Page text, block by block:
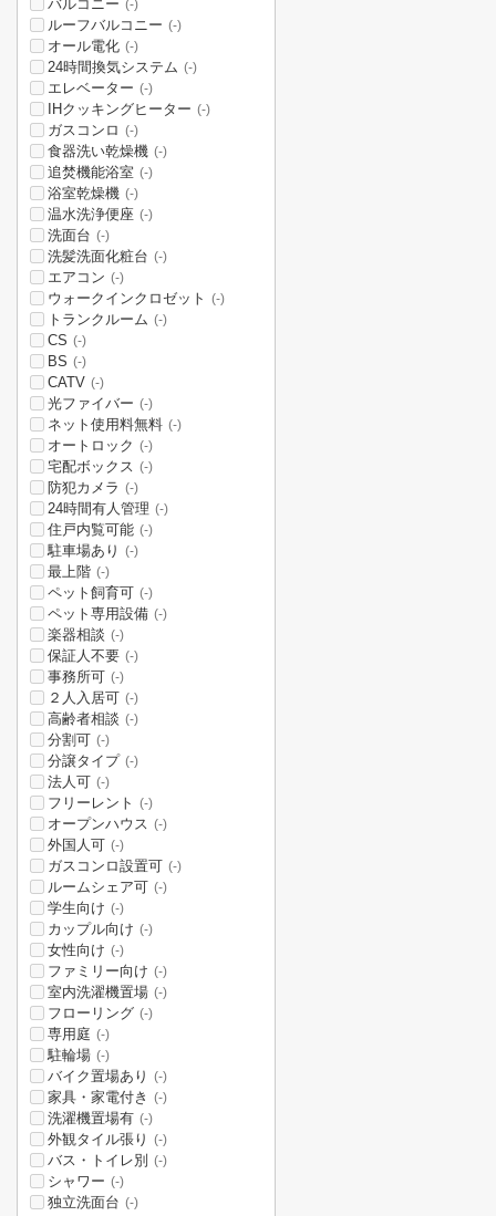
バルコニー (-)
ルーフバルコニー (-)
オール電化 (-)
24時間換気システム (-)
エレベーター (-)
IHクッキングヒーター (-)
ガスコンロ (-)
食器洗い乾燥機 (-)
追焚機能浴室 (-)
浴室乾燥機 (-)
温水洗浄便座 (-)
洗面台 (-)
洗髪洗面化粧台 (-)
エアコン (-)
ウォークインクロゼット (-)
トランクルーム (-)
CS (-)
BS (-)
CATV (-)
光ファイバー (-)
ネット使用料無料 (-)
オートロック (-)
宅配ボックス (-)
防犯カメラ (-)
24時間有人管理 (-)
住戸内覧可能 (-)
駐車場あり (-)
最上階 (-)
ペット飼育可 (-)
ペット専用設備 (-)
楽器相談 (-)
保証人不要 (-)
事務所可 (-)
２人入居可 (-)
高齢者相談 (-)
分割可 (-)
分譲タイプ (-)
法人可 (-)
フリーレント (-)
オープンハウス (-)
外国人可 (-)
ガスコンロ設置可 (-)
ルームシェア可 (-)
学生向け (-)
カップル向け (-)
女性向け (-)
ファミリー向け (-)
室内洗濯機置場 (-)
フローリング (-)
専用庭 (-)
駐輪場 (-)
バイク置場あり (-)
家具・家電付き (-)
洗濯機置場有 (-)
外観タイル張り (-)
バス・トイレ別 (-)
シャワー (-)
独立洗面台 (-)